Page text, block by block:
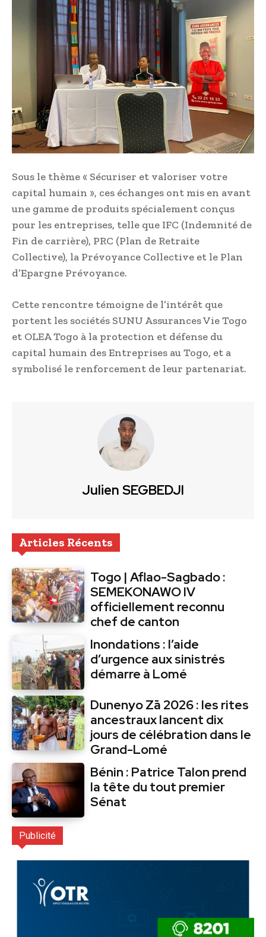
Sous le thème « Sécuriser et valoriser votre
capital humain », ces échanges ont mis en avant
une gamme de produits spécialement conçus
pour les entreprises, telle que IFC (Indemnité de
Fin de carrière), PRC (Plan de Retraite
Collective), la Prévoyance Collective et le Plan
d’Epargne Prévoyance.
Cette rencontre témoigne de l’intérêt que
portent les sociétés SUNU Assurances Vie Togo
et OLEA Togo à la protection et défense du
capital humain des Entreprises au Togo, et a
symbolisé le renforcement de leur partenariat.
Julien SEGBEDJI
Articles Récents
Togo | Aflao-Sagbado :
SEMEKONAWO IV
officiellement reconnu
chef de canton
Inondations : l’aide
d’urgence aux sinistrés
démarre à Lomé
Dunenyo Zā 2026 : les rites
ancestraux lancent dix
jours de célébration dans le
Grand-Lomé
Bénin : Patrice Talon prend
la tête du tout premier
Sénat
Publicité